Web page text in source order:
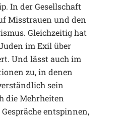
In der Gesellschaft
Misstrauen und den
Gleichzeitig hat
im Exil über
Und lässt auch im
zu, in denen
sein
die Mehrheiten
entspinnen,